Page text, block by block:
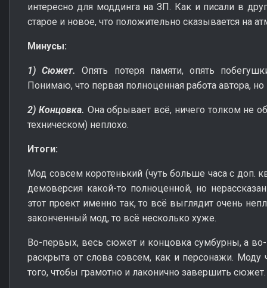
интересно для моддинга на ЗП. Как и писали в
старое и новое, что положительно сказывается на
Минусы:
1) Сюжет.Опять потеря памяти, опять
Понимаю, что первая полноценная работа автора,
2) Концовка. Она обрывает всё, ничего толком не
техническом) неплохо.
Итоги:
Мод совсем коротенький (чуть больше часа с доп.
демоверсия какой-то полноценной, но
этот проект именно так, то всё выглядит очень
законченный мод, то всё несколько хуже.
Во-первых, весь сюжет и концовка сумбурны, а
раскрыта от слова совсем, как и персонажи. Моду
того, чтобы грамотно и лаконично завершить сюжет.